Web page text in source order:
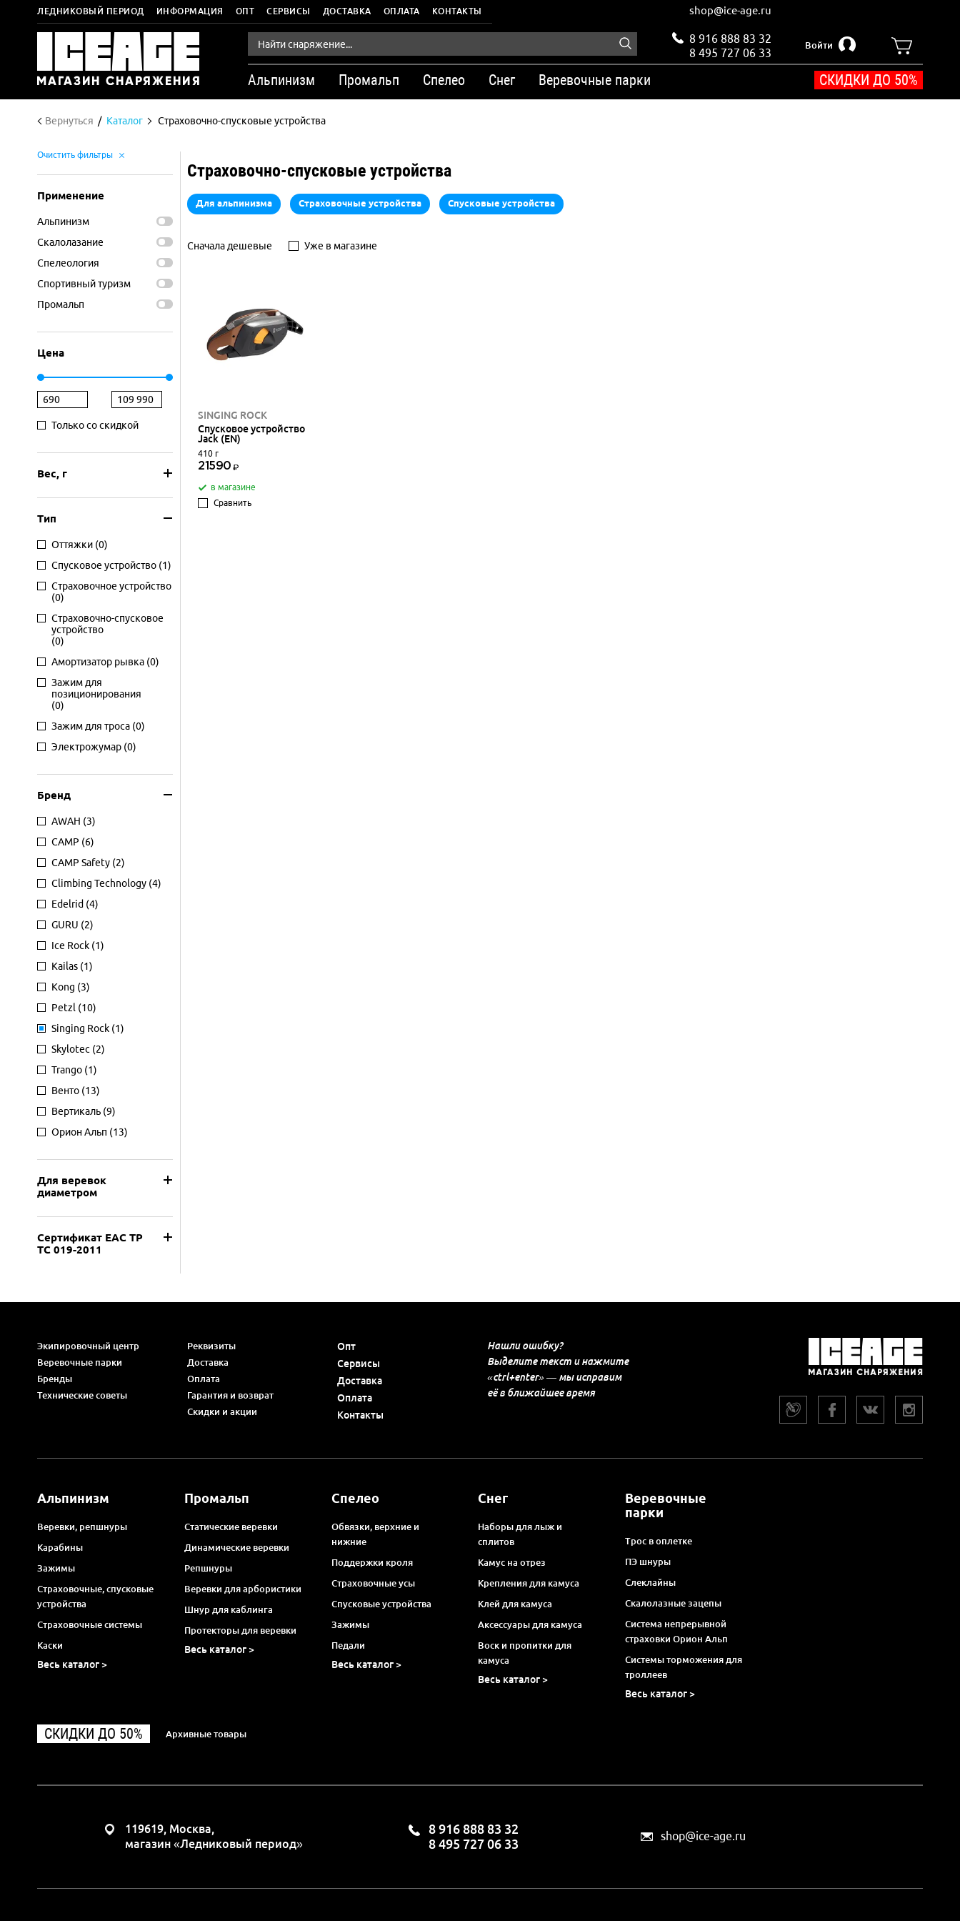
ЛЕДНИКОВЫЙ ПЕРИОД ИНФОРМАЦИЯ ОПТ СЕРВИСЫ ДОСТАВКА ОПЛАТА КОНТАКТЫ shop@ice-age.ru
8 916 888 83 32
8 495 727 06 33
Войти
Альпинизм Промальп Спелео Снег Веревочные парки СКИДКИ ДО 50%
Вернуться Каталог Страховочно-спусковые устройства
Страховочно-спусковые устройства
Для альпинизма Страховочные устройства Спусковые устройства
Сначала дешевые Уже в магазине
SINGING ROCK
Спусковое устройство
Jack (EN)
410 г
21590
в магазине
Сравнить
Очистить фильтры
Применение
Альпинизм
Скалолазание
Спелеология
Спортивный туризм
Промальп
Цена
Только со скидкой
Вес, г
Тип
Оттяжки (0)
Спусковое устройство (1)
Страховочное устройство
(0)
Страховочно-спусковое
устройство
(0)
Амортизатор рывка (0)
Зажим для
позиционирования
(0)
Зажим для троса (0)
Электрожумар (0)
Бренд
AWAH (3)
CAMP (6)
CAMP Safety (2)
Climbing Technology (4)
Edelrid (4)
GURU (2)
Ice Rock (1)
Kailas (1)
Kong (3)
Petzl (10)
Singing Rock (1)
Skylotec (2)
Trango (1)
Венто (13)
Вертикаль (9)
Орион Альп (13)
Для веревок
диаметром
Сертификат ЕАС ТР
ТС 019-2011
Экипировочный центр
Веревочные парки
Бренды
Технические советы
Реквизиты
Доставка
Оплата
Гарантия и возврат
Скидки и акции
Опт
Сервисы
Доставка
Оплата
Контакты
Нашли ошибку?
Выделите текст и нажмите
«ctrl+enter» — мы исправим
её в ближайшее время
Альпинизм
Веревки, репшнуры
Карабины
Зажимы
Страховочные, спусковые
устройства
Страховочные системы
Каски
Весь каталог >
Промальп
Статические веревки
Динамические веревки
Репшнуры
Веревки для арбористики
Шнур для каблинга
Протекторы для веревки
Весь каталог >
Спелео
Обвязки, верхние и
нижние
Поддержки кроля
Страховочные усы
Спусковые устройства
Зажимы
Педали
Весь каталог >
Снег
Наборы для лыж и
сплитов
Камус на отрез
Крепления для камуса
Клей для камуса
Аксессуары для камуса
Воск и пропитки для
камуса
Весь каталог >
Веревочные
парки
Трос в оплетке
ПЭ шнуры
Слеклайны
Скалолазные зацепы
Система непрерывной
страховки Орион Альп
Системы торможения для
троллеев
Весь каталог >
СКИДКИ ДО 50% Архивные товары
119619, Москва,
магазин «Ледниковый период»
8 916 888 83 32
8 495 727 06 33
shop@ice-age.ru